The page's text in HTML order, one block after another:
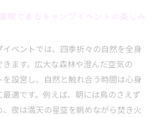
とめ
アイベント2025年の注目トピック
初心者向けの最新体験イベント案
ベントでは、四季折々の自然を全身
ます。広大な森林や澄んだ空気の
設営し、自然と触れ合う時間は心身
適です。例えば、朝には鳥のさえず
、夜は満天の星空を眺めながら焚き火